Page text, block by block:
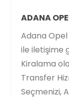
ADANA
Adana
ile iletişime
Kiralama
Transfer
Seçmenizi,